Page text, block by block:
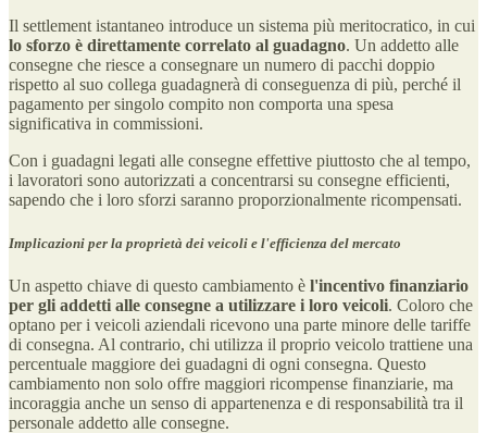
Il settlement istantaneo introduce un sistema più meritocratico, in cui
lo sforzo è direttamente correlato al guadagno. Un addetto alle
consegne che riesce a consegnare un numero di pacchi doppio
rispetto al suo collega guadagnerà di conseguenza di più, perché il
pagamento per singolo compito non comporta una spesa
significativa in commissioni.
Con i guadagni legati alle consegne effettive piuttosto che al tempo,
i lavoratori sono autorizzati a concentrarsi su consegne efficienti,
sapendo che i loro sforzi saranno proporzionalmente ricompensati.
Implicazioni per la proprietà dei veicoli e l'efficienza del mercato
Un aspetto chiave di questo cambiamento è l'incentivo finanziario
per gli addetti alle consegne a utilizzare i loro veicoli. Coloro che
optano per i veicoli aziendali ricevono una parte minore delle tariffe
di consegna. Al contrario, chi utilizza il proprio veicolo trattiene una
percentuale maggiore dei guadagni di ogni consegna. Questo
cambiamento non solo offre maggiori ricompense finanziarie, ma
incoraggia anche un senso di appartenenza e di responsabilità tra il
personale addetto alle consegne.